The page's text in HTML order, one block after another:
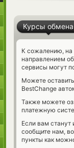
Курсы обмена
К сожалению, на
направлением
сервисы могут
Можете
BestChange
Также можете
платежную
Если вам
сообщите нам,
пункты как